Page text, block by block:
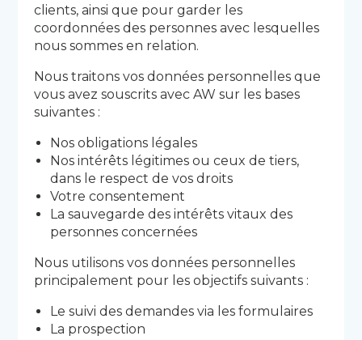
clients, ainsi que pour garder les
coordonnées des personnes avec lesquelles
nous sommes en relation.
Nous traitons vos données personnelles que
vous avez souscrits avec AW sur les bases
suivantes :
Nos obligations légales
Nos intérêts légitimes ou ceux de tiers,
dans le respect de vos droits
Votre consentement
La sauvegarde des intérêts vitaux des
personnes concernées
Nous utilisons vos données personnelles
principalement pour les objectifs suivants :
Le suivi des demandes via les formulaires
La prospection